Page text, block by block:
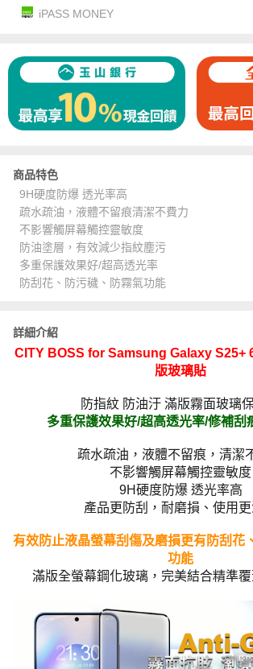
iPASS MONEY
商品特色
9H硬度防爆 透光率高
疏水疏油，液體不留痕清潔不費力
不影響觸屏幕觸控靈敏度
防油塗層，有效減少指紋塵污
多重保護效果好/超高透光率
防刮花、防污穢、防霧氣功能
詳細介紹
CITY BOSS for Samsung Galaxy S25+
版玻璃貼
防指紋 防油汙 滿版霧面玻璃
多重保護效果好/超高透光率/修補刮
疏水疏油，液體不留痕，清潔
不影響觸屏幕觸控靈敏度
9H硬度防爆 透光率高
產品更防刮，耐磨損、使用
有效防止液晶螢幕刮傷及磨損更有防刮花
功能
滿版全螢幕鋼化玻璃，完美結合精準